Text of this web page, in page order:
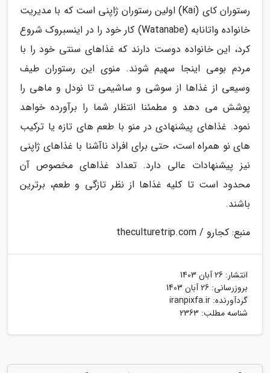
رستوران کای (Kai) اولین رستوران ژاپنی است که با مدیریت
خانواده واتانابه (Watanabe) کار خود را در اینسبروک شروع
کرد، این خانواده دوست دارند که غذاهای سنتی خود را با
مردم بومی اینجا سهیم شوند. منوی این رستوران طیف
وسیعی از غذاها از سوشی و ساشیمی تا نودل و ماهی را
پوشش می دهد و مطمئنا انتظار شما را برآورده خواهد
نمود. غذاهای پیشنهادی در منو با طعم های تازه یا ترکیب
های نو همراه است، حتی برای افراد ناآشنا با غذاهای ژاپنی
نیز پیشنهادات عالی دارد. تعداد غذاهای مخصوص آن
محدود است تا کلیه غذاها از نظر تازگی و طعم، برترین
باشند.
منبع: کجارو / theculturetrip.com
انتشار: 26 آبان 1403
بروزرسانی: 26 آبان 1403
گردآورنده: iranpixfa.ir
شناسه مطلب: 2363